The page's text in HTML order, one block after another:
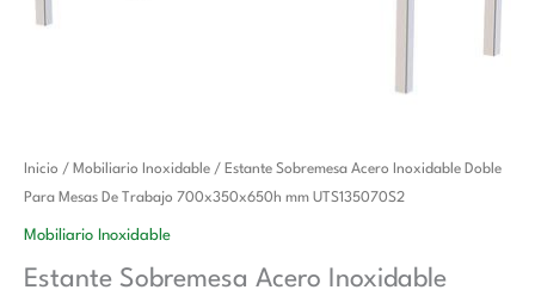
Inicio / Mobiliario Inoxidable / Estante Sobremesa Acero Inoxidable Doble
Para Mesas De Trabajo 700x350x650h mm UTS135070S2
Mobiliario Inoxidable
Estante Sobremesa Acero Inoxidable
El
precio
original
274,00 €.
El
precio
169,00 €.
Estante
Sobremesa
Acero
Doble